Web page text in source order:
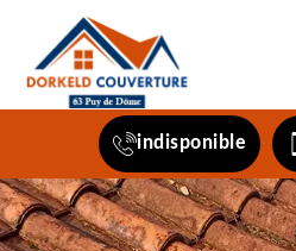
indisponible